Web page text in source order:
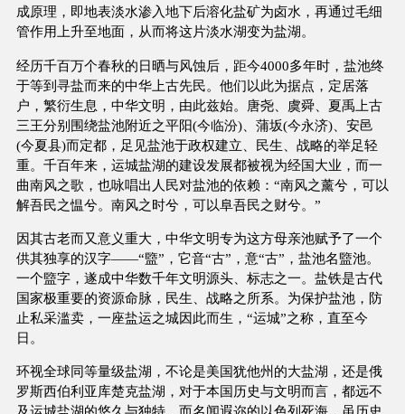
成原理，即地表淡水渗入地下后溶化盐矿为卤水，再通过毛细
管作用上升至地面，从而将这片淡水湖变为盐湖。
经历千百万个春秋的日晒与风蚀后，距今4000多年时，盐池终
于等到寻盐而来的中华上古先民。他们以此为据点，定居落
户，繁衍生息，中华文明，由此兹始。唐尧、虞舜、夏禹上古
三王分别围绕盐池附近之平阳(今临汾)、蒲坂(今永济)、安邑
(今夏县)而定都，足见盐池于政权建立、民生、战略的举足轻
重。千百年来，运城盐湖的建设发展都被视为经国大业，而一
曲南风之歌，也咏唱出人民对盐池的依赖：“南风之薰兮，可以
解吾民之愠兮。南风之时兮，可以阜吾民之财兮。”
因其古老而又意义重大，中华文明专为这方母亲池赋予了一个
供其独享的汉字——“盬”，它音“古”，意“古”，盐池名盬池。
一个盬字，遂成中华数千年文明源头、标志之一。盐铁是古代
国家极重要的资源命脉，民生、战略之所系。为保护盐池，防
止私采滥卖，一座盐运之城因此而生，“运城”之称，直至今
日。
环视全球同等量级盐湖，不论是美国犹他州的大盐湖，还是俄
罗斯西伯利亚库楚克盐湖，对于本国历史与文明而言，都远不
及运城盐湖的悠久与独特。而名闻遐迩的以色列死海，虽历史